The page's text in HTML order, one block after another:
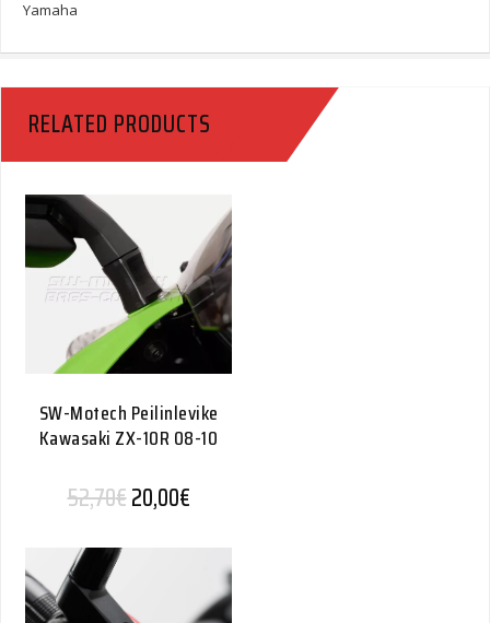
Yamaha
Oik/vas.
Yamaha
RELATED PRODUCTS
SW-Motech Peilinlevike
Kawasaki ZX-10R 08-10
52,70€Alkuperäinen hinta oli: 52,70€.
20,00€Nykyinen hinta on: 20,00€.